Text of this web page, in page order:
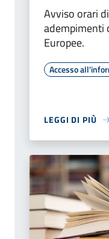
Avviso orari
adempimenti
Europee.
Accesso
LEGGI DI PIÙ